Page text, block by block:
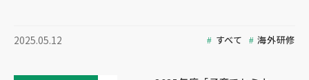
2025.05.12 すべて 海外研修